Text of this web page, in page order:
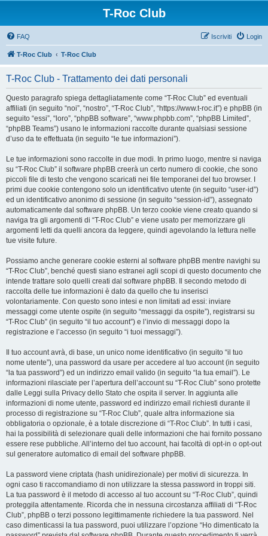
T-Roc Club
FAQ Login
Iscriviti
T-Roc Club T-Roc Club
T-Roc Club - Trattamento dei dati personali
Questo paragrafo spiega dettagliatamente come “T-Roc Club” ed eventuali
affiliati (in seguito “noi”, “nostro”, “T-Roc Club”, “https://www.t-roc.it”) e phpBB (in
seguito “essi”, “loro”, “phpBB software”, “www.phpbb.com”, “phpBB Limited”,
“phpBB Teams”) usano le informazioni raccolte durante qualsiasi sessione
d’uso da te effettuata (in seguito “le tue informazioni”).
Le tue informazioni sono raccolte in due modi. In primo luogo, mentre si naviga
su “T-Roc Club” il software phpBB creerà un certo numero di cookie, che sono
piccoli file di testo che vengono scaricati nei file temporanei del tuo browser. I
primi due cookie contengono solo un identificativo utente (in seguito “user-id”)
ed un identificativo anonimo di sessione (in seguito “session-id”), assegnato
automaticamente dal software phpBB. Un terzo cookie viene creato quando si
naviga tra gli argomenti di “T-Roc Club” e viene usato per memorizzare gli
argomenti letti da quelli ancora da leggere, quindi agevolando la lettura nelle
tue visite future.
Possiamo anche generare cookie esterni al software phpBB mentre navighi su
“T-Roc Club”, benché questi siano estranei agli scopi di questo documento che
intende trattare solo quelli creati dal software phpBB. Il secondo metodo di
raccolta delle tue informazioni è dato da quello che tu inserisci
volontariamente. Con questo sono intesi e non limitati ad essi: inviare
messaggi come utente ospite (in seguito “messaggi da ospite”), registrarsi su
“T-Roc Club” (in seguito “il tuo account”) e l’invio di messaggi dopo la
registrazione e l’accesso (in seguito “i tuoi messaggi”).
Il tuo account avrà, di base, un unico nome identificativo (in seguito “il tuo
nome utente”), una password da usare per accedere al tuo account (in seguito
“la tua password”) ed un indirizzo email valido (in seguito “la tua email”). Le
informazioni rilasciate per l’apertura dell’account su “T-Roc Club” sono protette
dalle Leggi sulla Privacy dello Stato che ospita il server. In aggiunta alle
informazioni di nome utente, password ed indirizzo email richiesti durante il
processo di registrazione su “T-Roc Club”, quale altra informazione sia
obbligatoria o opzionale, è a totale discrezione di “T-Roc Club”. In tutti i casi,
hai la possibilità di selezionare quali delle informazioni che hai fornito possano
essere rese pubbliche. All’interno del tuo account, hai facoltà di opt-in o opt-out
sul generatore automatico di email del software phpBB.
La password viene criptata (hash unidirezionale) per motivi di sicurezza. In
ogni caso ti raccomandiamo di non utilizzare la stessa password in troppi siti.
La tua password è il metodo di accesso al tuo account su “T-Roc Club”, quindi
proteggila attentamente. Ricorda che in nessuna circostanza affiliati di “T-Roc
Club”, phpBB o terzi possono legittimamente richiedere la tua password. Nel
caso dimenticassi la tua password, puoi utilizzare l’opzione “Ho dimenticato la